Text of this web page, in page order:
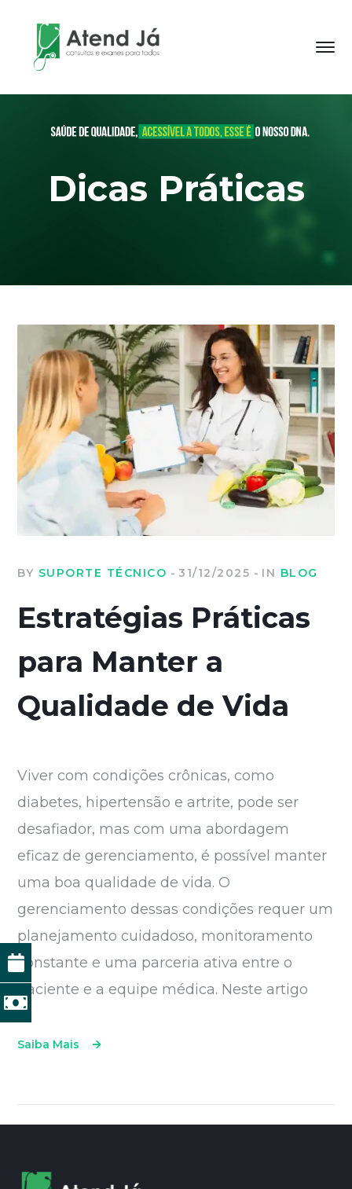
Dicas Práticas
BY SUPORTE TÉCNICO 31/12/2025 IN BLOG
Estratégias Práticas
para Manter a
Qualidade de Vida
Viver com condições crônicas, como
diabetes, hipertensão e artrite, pode ser
desafiador, mas com uma abordagem
eficaz de gerenciamento, é possível manter
uma boa qualidade de vida. O
gerenciamento dessas condições requer um
planejamento cuidadoso, monitoramento
constante e uma parceria ativa entre o
paciente e a equipe médica. Neste artigo
Saiba Mais